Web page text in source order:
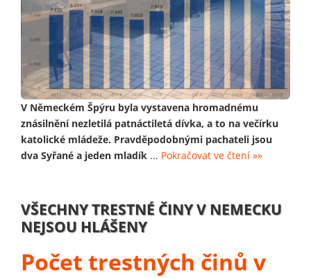
V Německém Špýru byla vystavena hromadnému
znásilnění nezletilá patnáctiletá dívka, a to na večírku
katolické mládeže. Pravděpodobnými pachateli jsou
dva Syřané a jeden mladík ... Pokračovat ve čtení »»
VŠECHNY TRESTNÉ ČINY V NEMECKU
NEJSOU HLÁŠENY
Počet trestných činů v